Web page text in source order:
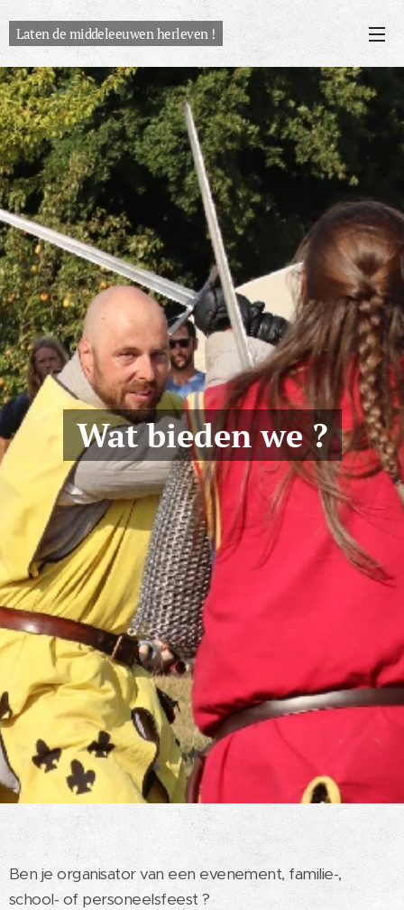
Laten de middeleeuwen herleven !
Wat bieden we ?
Ben je organisator van een evenement, familie-,
school- of personeelsfeest ?